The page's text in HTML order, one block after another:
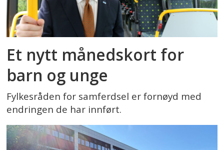
Et nytt månedskort for
barn og unge
Fylkesråden for samferdsel er fornøyd med
endringen de har innført.